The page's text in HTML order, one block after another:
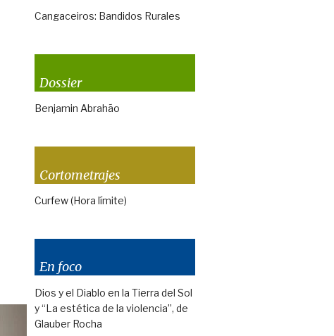
Cangaceiros: Bandidos Rurales
Dossier
Benjamin Abrahão
Cortometrajes
Curfew (Hora límite)
En foco
Dios y el Diablo en la Tierra del Sol
y “La estética de la violencia”, de
Glauber Rocha